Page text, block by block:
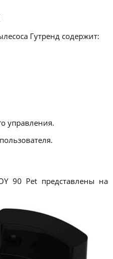
Гутренд содержит:
управления.
90 Pet представлены на